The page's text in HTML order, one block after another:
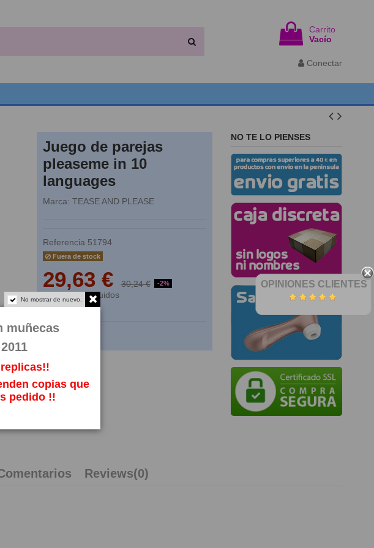
Carrito
Vacío
Conectar
Juego de parejas
pleaseme in 10
languages
Marca: TEASE AND PLEASE
Referencia 51794
Fuera de stock
29,63 € 30,24 € -2%
Impuestos incluidos
NO TE LO PIENSES
Reviews(0)
OPINIONES CLIENTES
No mostrar de nuevo.
muñecas
copias que
pedido !!